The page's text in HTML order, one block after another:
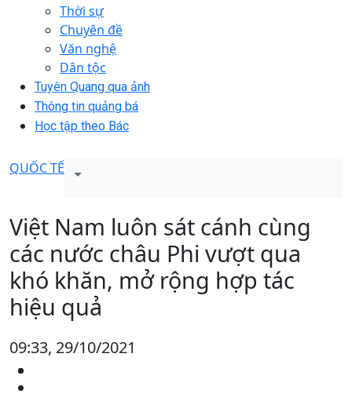
Thời sự
Chuyên đề
Văn nghệ
Dân tộc
Tuyên Quang qua ảnh
Thông tin quảng bá
Học tập theo Bác
QUỐC TẾ
Việt Nam luôn sát cánh cùng
các nước châu Phi vượt qua
khó khăn, mở rộng hợp tác
hiệu quả
09:33, 29/10/2021